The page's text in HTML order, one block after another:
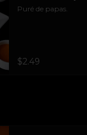
Puré de papas.
$2.49